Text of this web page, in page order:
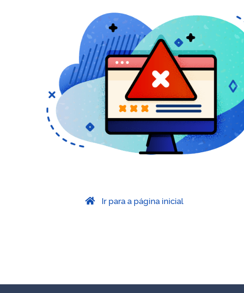
Ir para a página inicial